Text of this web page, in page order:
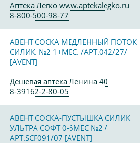
Аптека Легко www.aptekalegko.ru
8-800-500-98-77
АВЕНТ СОСКА МЕДЛЕННЫЙ ПОТОК
СИЛИК. №2 1+МЕС. /АРТ.042/27/
[AVENT]
Дешевая аптека Ленина 40
8-39162-2-80-05
АВЕНТ СОСКА-ПУСТЫШКА СИЛИК
УЛЬТРА СОФТ 0-6МЕС №2 /
АРТ.SCF091/07 [AVENT]